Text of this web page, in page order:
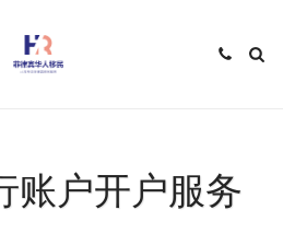
账户开户服务